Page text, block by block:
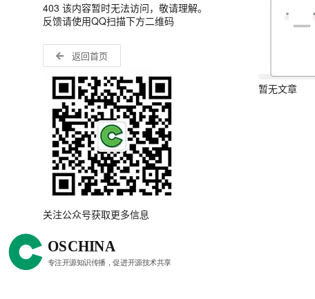
403 该内容暂时无法访问，敬请理解。
反馈请使用QQ扫描下方二维码
返回首页
关注公众号获取更多信息
暂无文章